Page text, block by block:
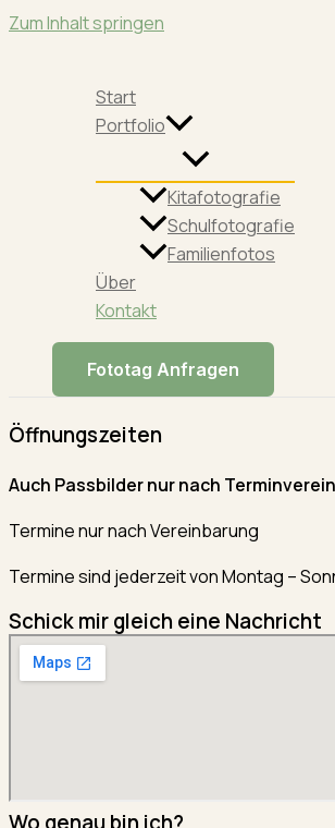
Zum Inhalt springen
Start
Portfolio
Kitafotografie
Schulfotografie
Familienfotos
Über
Kontakt
Fototag Anfragen
Öffnungszeiten
Auch Passbilder nur nach
Termine nur nach Vereinbarung
Termine sind jederzeit von Montag –
Schick mir gleich eine Nachricht